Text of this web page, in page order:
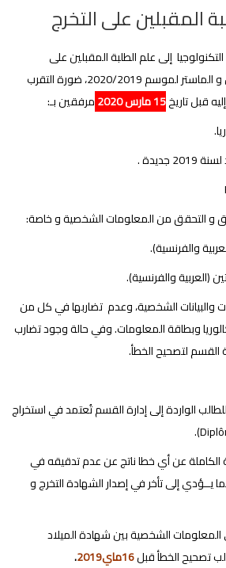
المقبلين على التخرج
إلى علم الطلبة المقبلين على
المتخرجين طوري الليسانس و الماستر لموسم 2020/2019، ضورة التقرب
قبل تاريخ15 مارس 2020
مرفقين بـ:
.
و التحقق من المعلومات الشخصية و خاصة:
والفرنسية).
(العربية والفرنسية).
والبيانات الشخصية، وعدم تضاربها في كل من
وبطاقة المعلومات. وفي حالة وجود تضارب
القسم لتصحيح الخطأ.
الواردة إلى إدارة القسم تُعتمد في استخراج
الكاملة عن أي خطا ناتج عن عدم تدقيقه في
يــؤدي إلى تأخر في إصدار الشهادة التخرج و
الشخصية بين شهادة الميلاد
تصحيح الخطأ قبل16ماي2019 .